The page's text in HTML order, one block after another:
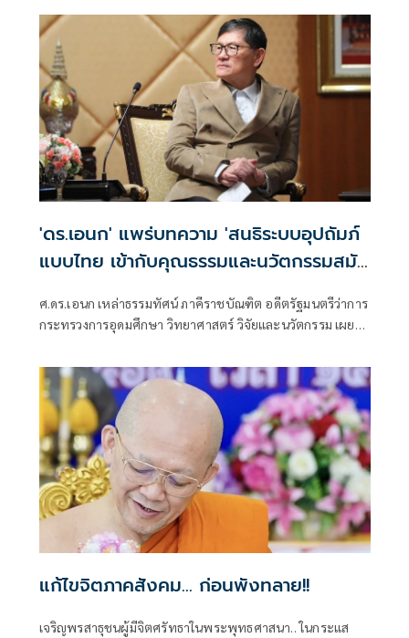
สืบกันมา ได้แก่ การแสวงหาที่พักจำพรรษา.. ซึ่งปีที่ผ่านมาได้รับ
นิมนต์ไปพักอยู่จำพรรษาที่ วัด DVMP (Dhamma Vinaya
Monastery of Pune - India) ที่ศรัทธาชาวพุทธอินเดียสร้าง
ถวาย ด้วยมูลค่าที่มากกว่า ๑๐๐ ล้านบาท ไม่นับรวมราคาที่ดิน
ที่ถวายโดยเศรษฐีที่ดินอินเดียชาวฮินดู ตั้งอยู่ในนครปูเน่ รัฐมหา
ราษฏระ บนทำเลที่เหมาะควรต่อการเป็น สัปปายสถาน
'ดร.เอนก' แพร่บทความ 'สนธิระบบอุปถัมภ์
แบบไทย เข้ากับคุณธรรมและนวัตกรรมสมัย
ศ.ดร.เอนก เหล่าธรรมทัศน์ ภาคีราชบัณฑิต อดีตรัฐมนตรีว่าการ
กระทรวงการอุดมศึกษา วิทยาศาสตร์ วิจัยและนวัตกรรม เผย
และนวัตกรรมสมัยใหม่"
แก้ไขจิตภาคสังคม... ก่อนพังทลาย!!
เจริญพรสาธุชนผู้มีจิตศรัทธาในพระพุทธศาสนา.. ในกระแส